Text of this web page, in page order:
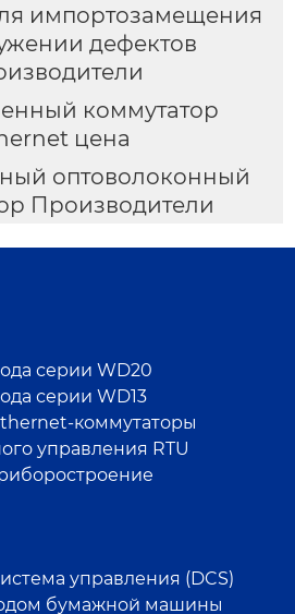
импортозамещения
дефектов
коммутатор
цена
оптоволоконный
Производители
серии WD20
серии WD13
коммутаторы
управления RTU
управления (DCS)
бумажной машины